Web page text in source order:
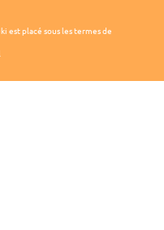
est placé sous les termes de